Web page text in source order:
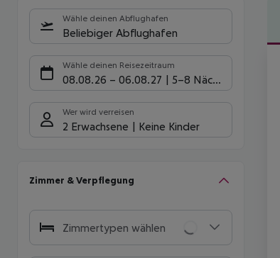
Wähle deinen Abflughafen
Beliebiger Abflughafen
Wähle deinen Reisezeitraum
08.08.26 – 06.08.27 5-8 Nächte
Wer wird verreisen
2 Erwachsene Keine Kinder
Zimmer & Verpflegung
Zimmertypen wählen